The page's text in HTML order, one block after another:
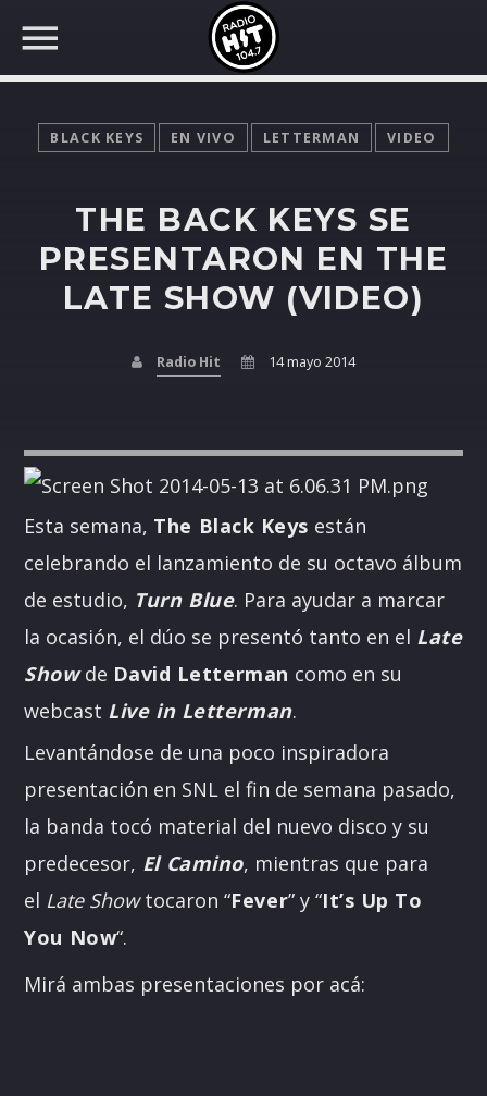
BUSCAR EN RADIO HIT
COMPARTE EN...
BLACK KEYS EN VIVO LETTERMAN VIDEO
THE BACK KEYS SE
PRESENTARON EN THE
LATE SHOW (VIDEO)
Radio Hit 14 mayo 2014
Esta semana, The Black Keys están
celebrando el lanzamiento de su octavo álbum
de estudio, Turn Blue. Para ayudar a marcar
la ocasión, el dúo se presentó tanto en el Late
Show de David Letterman como en su
webcast Live in Letterman.
Levantándose de una poco inspiradora
presentación en SNL el fin de semana pasado,
la banda tocó material del nuevo disco y su
predecesor, ElCamino, mientras que para
el Late Showtocaron “Fever” y “It’s Up To
You Now“.
Mirá ambas presentaciones por acá: